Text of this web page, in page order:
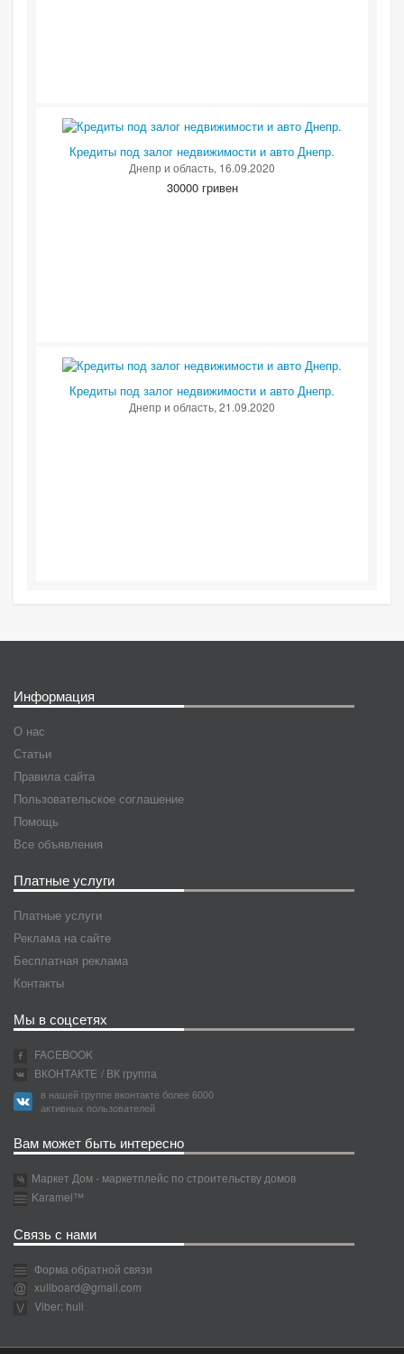
Кредиты под залог недвижимости и авто Днепр.
Днепр и область, 16.09.2020
30000 гривен
Кредиты под залог недвижимости и авто Днепр.
Днепр и область, 21.09.2020
Информация
О нас
Статьи
Правила сайта
Пользовательское соглашение
Помощь
Все объявления
Платные услуги
Платные услуги
Реклама на сайте
Бесплатная реклама
Контакты
Мы в соцсетях
FACEBOOK
ВКОНТАКТЕ / ВК группа
в нашей группе вконтакте более 6000
активных пользователей
Вам может быть интересно
Маркет Дом - маркетплейс по строительству домов
Karamel™
Связь с нами
Форма обратной связи
xullboard@gmail.com
Viber: hull